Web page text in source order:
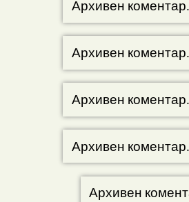
Архивен коментар.
Архивен коментар.
Архивен коментар.
Архивен коментар.
Архивен